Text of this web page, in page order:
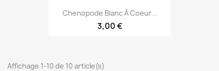
Chenopode Blanc À Coeur...
3,00 €
Affichage 1-10 de 10 article(s)